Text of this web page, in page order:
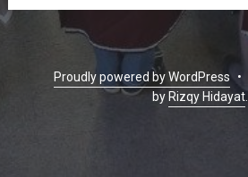
Proudly powered by WordPress •
by Rizqy Hidayat